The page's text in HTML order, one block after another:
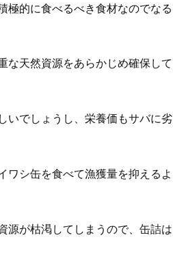
極的に食べるべき食材なのでなる
な天然資源をあらかじめ確保して
いでしょうし、栄養価もサバに劣
ワシ缶を食べて漁獲量を抑えるよ
源が枯渇してしまうので、缶詰は